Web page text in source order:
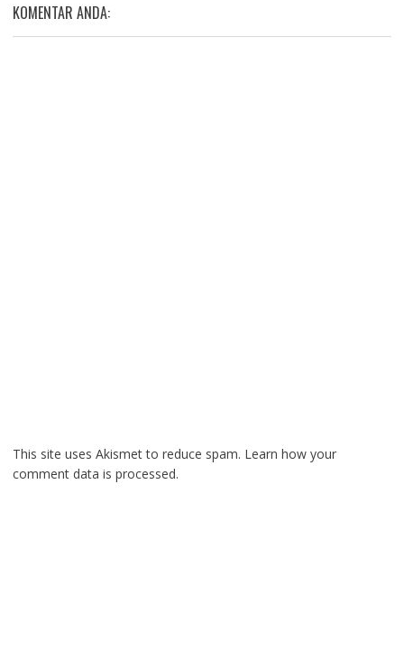
KOMENTAR ANDA:
This site uses Akismet to reduce spam. Learn how your
comment data is processed.